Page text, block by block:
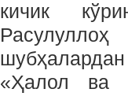
кичик
«Ҳалол ва